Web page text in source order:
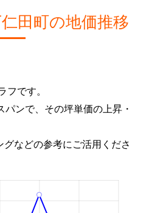
田町の地価推移
です。
ンで、その坪単価の上昇・
などの参考にご活用くださ